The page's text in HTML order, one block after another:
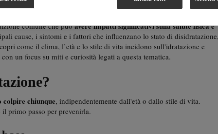
e affrontarla.
comune che puòavere impatti significativi sulla salute fisica e
cause, i sintomi e i fattori che influenzano lo stato di
come il clima, l’età e lo stile di vita incidono sull'idratazione e
un focus su miti e curiosità legati a questa tematica.
colpire chiunque, indipendentemente dall'età o dallo stile di vita.
il primo passo per prevenirla.